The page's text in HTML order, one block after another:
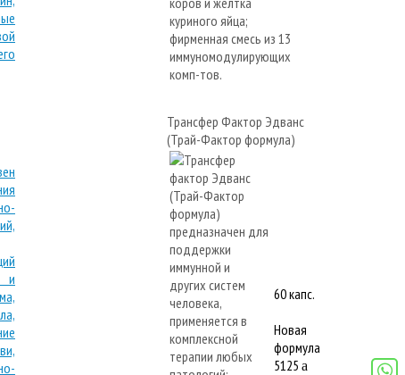
Трансфер Фактор Эдванс
(Трай-Фактор формула)
60 капс.
Новая
формула
5125 a